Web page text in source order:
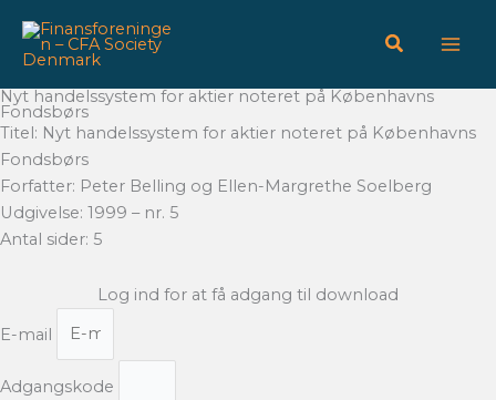
indholdet
Nyt handelssystem for aktier noteret på Københavns
Fondsbørs
Titel: Nyt handelssystem for aktier noteret på Københavns
Fondsbørs
Forfatter: Peter Belling og Ellen-Margrethe Soelberg
Udgivelse: 1999 – nr. 5
Antal sider: 5
Log ind for at få adgang til download
E-mail
Adgangskode